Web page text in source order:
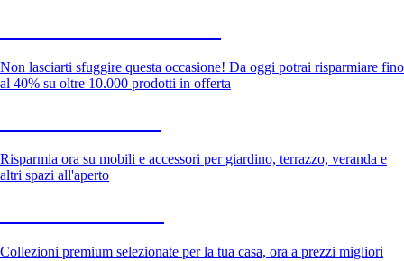
Non lasciarti sfuggire questa occasione! Da oggi potrai risparmiare fino
al 40% su oltre 10.000 prodotti in offerta
Risparmia ora su mobili e accessori per giardino, terrazzo, veranda e
altri spazi all'aperto
Collezioni premium selezionate per la tua casa, ora a prezzi migliori